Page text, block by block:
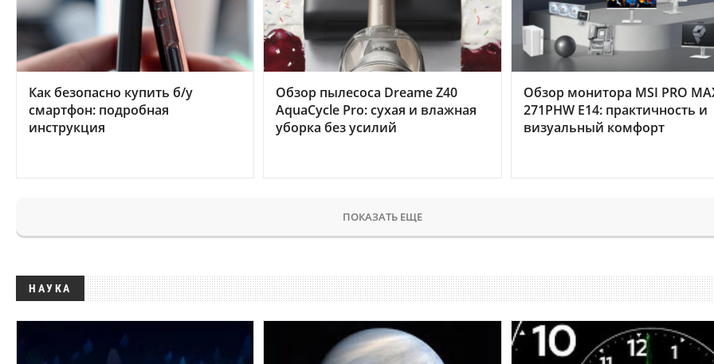
Как безопасно купить б/у
смартфон: подробная
инструкция
Обзор пылесоса Dreame Z40
AquaCycle Pro: сухая и влажная
уборка без усилий
Обзор монитора MSI PRO
271PHW E14: практичность и
визуальный комфорт
ПОКАЗАТЬ ЕЩЕ
НАУКА